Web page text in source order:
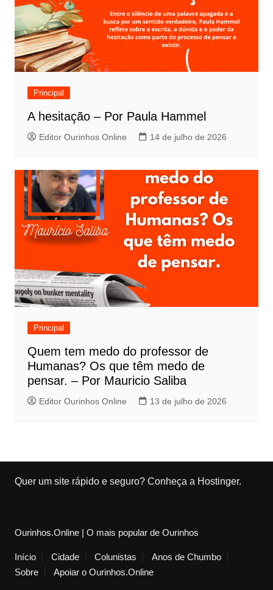
Principal
A hesitação – Por Paula Hammel
Editor Ourinhos Online 14 de julho de 2026
Principal
Quem tem medo do professor de
Humanas? Os que têm medo de
pensar. – Por Mauricio Saliba
Editor Ourinhos Online 13 de julho de 2026
Quer um site rápido e seguro? Conheça a Hostinger.
Ourinhos.Online | O mais popular de Ourinhos
Início Cidade Colunistas
Anos de Chumbo
Sobre
Apoiar o Ourinhos.Online